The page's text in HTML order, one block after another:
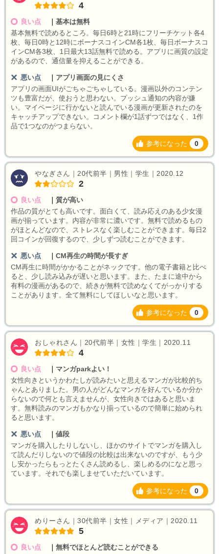
4
良い点
基本は無料
基本無料で読めるところ。毎日6時と21時にフリーチケット各4
枚、毎日0時と12時にボーナスコインCM各1枚、毎日ボーナスコ
インCM各3枚、1日最大13話無料で読める。アプリに画質の設定
があるので、通信量を抑えることができる。
悪い点
アプリ画面の見にくさ
アプリの画面UIがごちゃごちゃしている。漫画以外のコンテン
ツも豊富だが、使おうと思わない。プッシュ通知の内容が嫌
い。マイページに行かないと読んでいる漫画が更新されたのを
キャッチアップできない。コメント欄が1話ずつではなく、1作
品で1つなのがつまらない。
参考になった 0
やなぎさん｜20代前半｜男性｜学生｜2020.12
2
良い点
質が高い
作品の質がとても高いです。面白くて、読み応えのある少女漫
画が揃っています。内容が非常に濃いです。無料で読めるもの
がほとんどなので、ストレスなく楽しむことができます。毎日2
回コインが回復するので、少しずつ読むことができます。
悪い点
CM再生の時間が長すぎ
CM再生に時間がかかることがネックです。他の電子書籍と比べ
ると、少し読み込みが遅いと思います。また、たまに途中から
有料の漫画があるので、続きが無料で読めなくてがっかりする
ことがあります。全て無料にしてほしいなと思います。
参考になった 0
おしゃれさん｜20代前半｜女性｜学生｜2020.11
4
良い点
マンガparkよい！
女性向きというかわたしが読みたいと思えるマンガが比較的ち
ゃんとありました。男の人がどんなマンガを好んでいるか分か
らないので何とも言えませんが、女性向きではあると思いま
す。無料読みのマンガもかなり揃っているので簡単に始められ
ると思います。
悪い点
値段
マンガを購入したりしないし、ほかのサイトでマンガを購入し
て読んだりしないので値段の比較は出来ないのですが、もう少
し安かったらもっとたくさん読めるし、楽しめるのになと思っ
ています。それでも楽しませていただいています。
参考になった 0
めりーさん｜30代前半｜女性｜メディア｜2020.11
5
良い点
無料でほとんど読むことができる